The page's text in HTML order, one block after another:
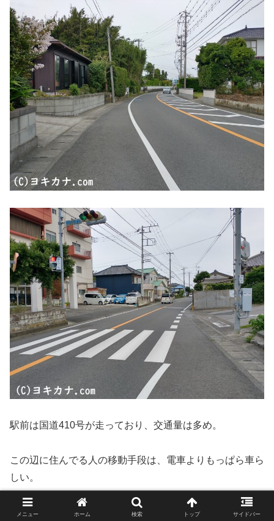
駅前は国道410号が走っており、交通量は多め。
この辺に住んでる人の移動手段は、電車よりもっぱら車ら
しい。
メニュー ホーム 検索 トップ サイドバー